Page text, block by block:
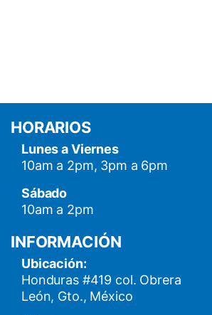
HORARIOS
Lunes a Viernes
10am a 2pm, 3pm a 6pm
Sábado
10am a 2pm
INFORMACIÓN
Ubicación:
Honduras #419 col. Obrera
León, Gto., México